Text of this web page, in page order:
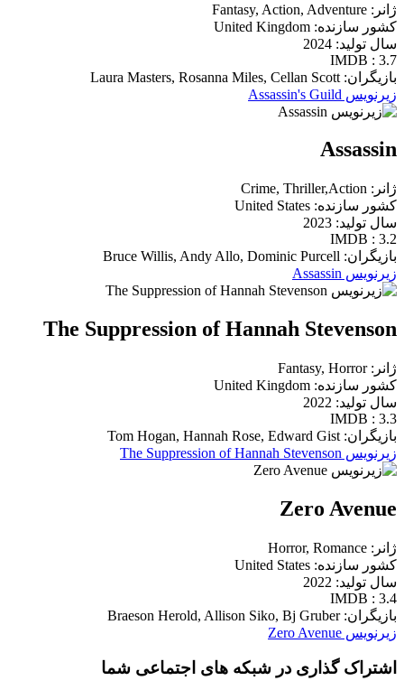
ژانر: Fantasy, Action, Adventure
کشور سازنده: United Kingdom
سال تولید: 2024
IMDB : 3.7
بازیگران: Laura Masters, Rosanna Miles, Cellan Scott
زیرنویس Assassin's Guild
Assassin
ژانر: Crime, Thriller,Action
کشور سازنده: United States
سال تولید: 2023
IMDB : 3.2
بازیگران: Bruce Willis, Andy Allo, Dominic Purcell
زیرنویس Assassin
The Suppression of Hannah Stevenson
ژانر: Fantasy, Horror
کشور سازنده: United Kingdom
سال تولید: 2022
IMDB : 3.3
بازیگران: Tom Hogan, Hannah Rose, Edward Gist
زیرنویس The Suppression of Hannah Stevenson
Zero Avenue
ژانر: Horror, Romance
کشور سازنده: United States
سال تولید: 2022
IMDB : 3.4
بازیگران: Braeson Herold, Allison Siko, Bj Gruber
زیرنویس Zero Avenue
اشتراک گذاری در شبکه های اجتماعی شما